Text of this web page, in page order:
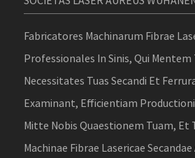
Fabricatores Machinarum Fibrae
Professionales In Sinis, Qui
Necessitates Tuas Secandi Et
Examinant, Efficientiam
Mitte Nobis Quaestionem Tuam, Et
Machinae Fibrae Lasericae